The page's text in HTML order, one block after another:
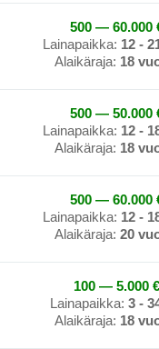
500 — 60.000
Lainapaikka: 12 -
Alaikäraja: 18
500 — 50.000
Lainapaikka: 12 -
Alaikäraja: 18
500 — 60.000
Lainapaikka: 12 -
Alaikäraja: 20
100 — 5.000 €
Lainapaikka: 3 -
Alaikäraja: 18